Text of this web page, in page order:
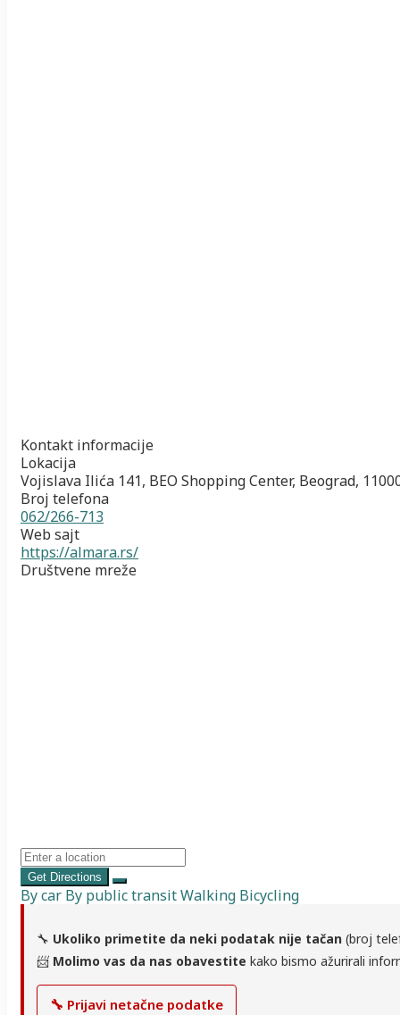
Kontakt informacije
Lokacija
Vojislava Ilića 141, BEO Shopping Center, Beograd,
Broj telefona
062/266-713
Web sajt
https://almara.rs/
Društvene mreže
Get Directions
By car By public transitWalking Bicycling
🔧 Ukoliko primetite da neki podatak nije tačan (broj
📨 Molimo vas da nas obavestite kako bismo ažurirali
🔧 Prijavi netačne podatke